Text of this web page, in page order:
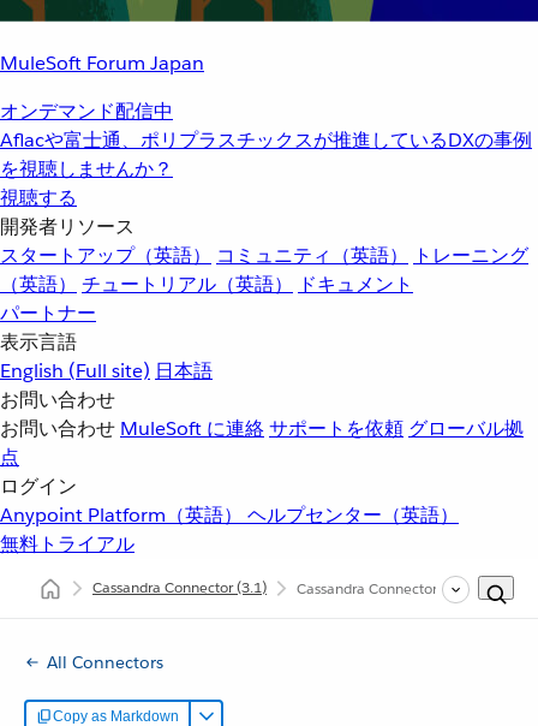
MuleSoft Forum Japan
オンデマンド配信中
Aflacや富士通、ポリプラスチックスが推進しているDXの事例
を視聴しませんか？
視聴する
開発者リソース
スタートアップ（英語）
コミュニティ（英語）
トレーニング
（英語）
チュートリアル（英語）
ドキュメント
パートナー
表示言語
English (Full site) 日本語
お問い合わせ
お問い合わせ MuleSoft に連絡サポートを依頼 グローバル拠
点
ログイン
Anypoint Platform（英語） ヘルプセンター（英語）
無料トライアル
Cassandra Connector(3.1) Cassandra Connector の追加設定情
All Connectors
Copy as Markdown